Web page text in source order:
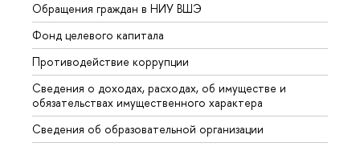
Обращения граждан в НИУ ВШЭ
Фонд целевого капитала
Противодействие коррупции
Сведения о доходах, расходах, об имуществе и
обязательствах имущественного характера
Сведения об образовательной организации